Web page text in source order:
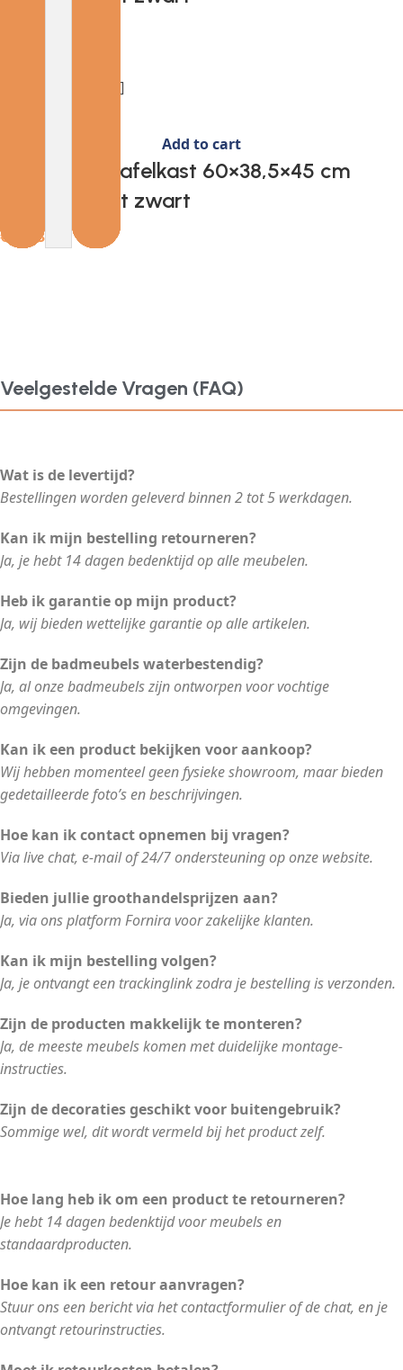
Add to cart
Provira Wastafelkast 60×38,5×45 cm
bewerkt hout zwart
€ 42.13
Veelgestelde Vragen (FAQ)
Wat is de levertijd?
Bestellingen worden geleverd binnen 2 tot 5 werkdagen.
Kan ik mijn bestelling retourneren?
Ja, je hebt 14 dagen bedenktijd op alle meubelen.
Heb ik garantie op mijn product?
Ja, wij bieden wettelijke garantie op alle artikelen.
Zijn de badmeubels waterbestendig?
Ja, al onze badmeubels zijn ontworpen voor vochtige
omgevingen.
Kan ik een product bekijken voor aankoop?
Wij hebben momenteel geen fysieke showroom, maar bieden
gedetailleerde foto’s en beschrijvingen.
Hoe kan ik contact opnemen bij vragen?
Via live chat, e-mail of 24/7 ondersteuning op onze website.
Bieden jullie groothandelsprijzen aan?
Ja, via ons platform Fornira voor zakelijke klanten.
Kan ik mijn bestelling volgen?
Ja, je ontvangt een trackinglink zodra je bestelling is verzonden.
Zijn de producten makkelijk te monteren?
Ja, de meeste meubels komen met duidelijke montage-
instructies.
Zijn de decoraties geschikt voor buitengebruik?
Sommige wel, dit wordt vermeld bij het product zelf.
Hoe lang heb ik om een product te retourneren?
Je hebt 14 dagen bedenktijd voor meubels en
standaardproducten.
Hoe kan ik een retour aanvragen?
Stuur ons een bericht via het contactformulier of de chat, en je
ontvangt retourinstructies.